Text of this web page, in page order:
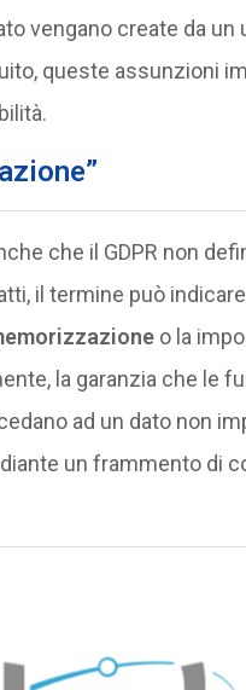
vengano create da
queste assunzioni
che il GDPR non
il termine può
o la
la garanzia che le
ad un dato non
un frammento di